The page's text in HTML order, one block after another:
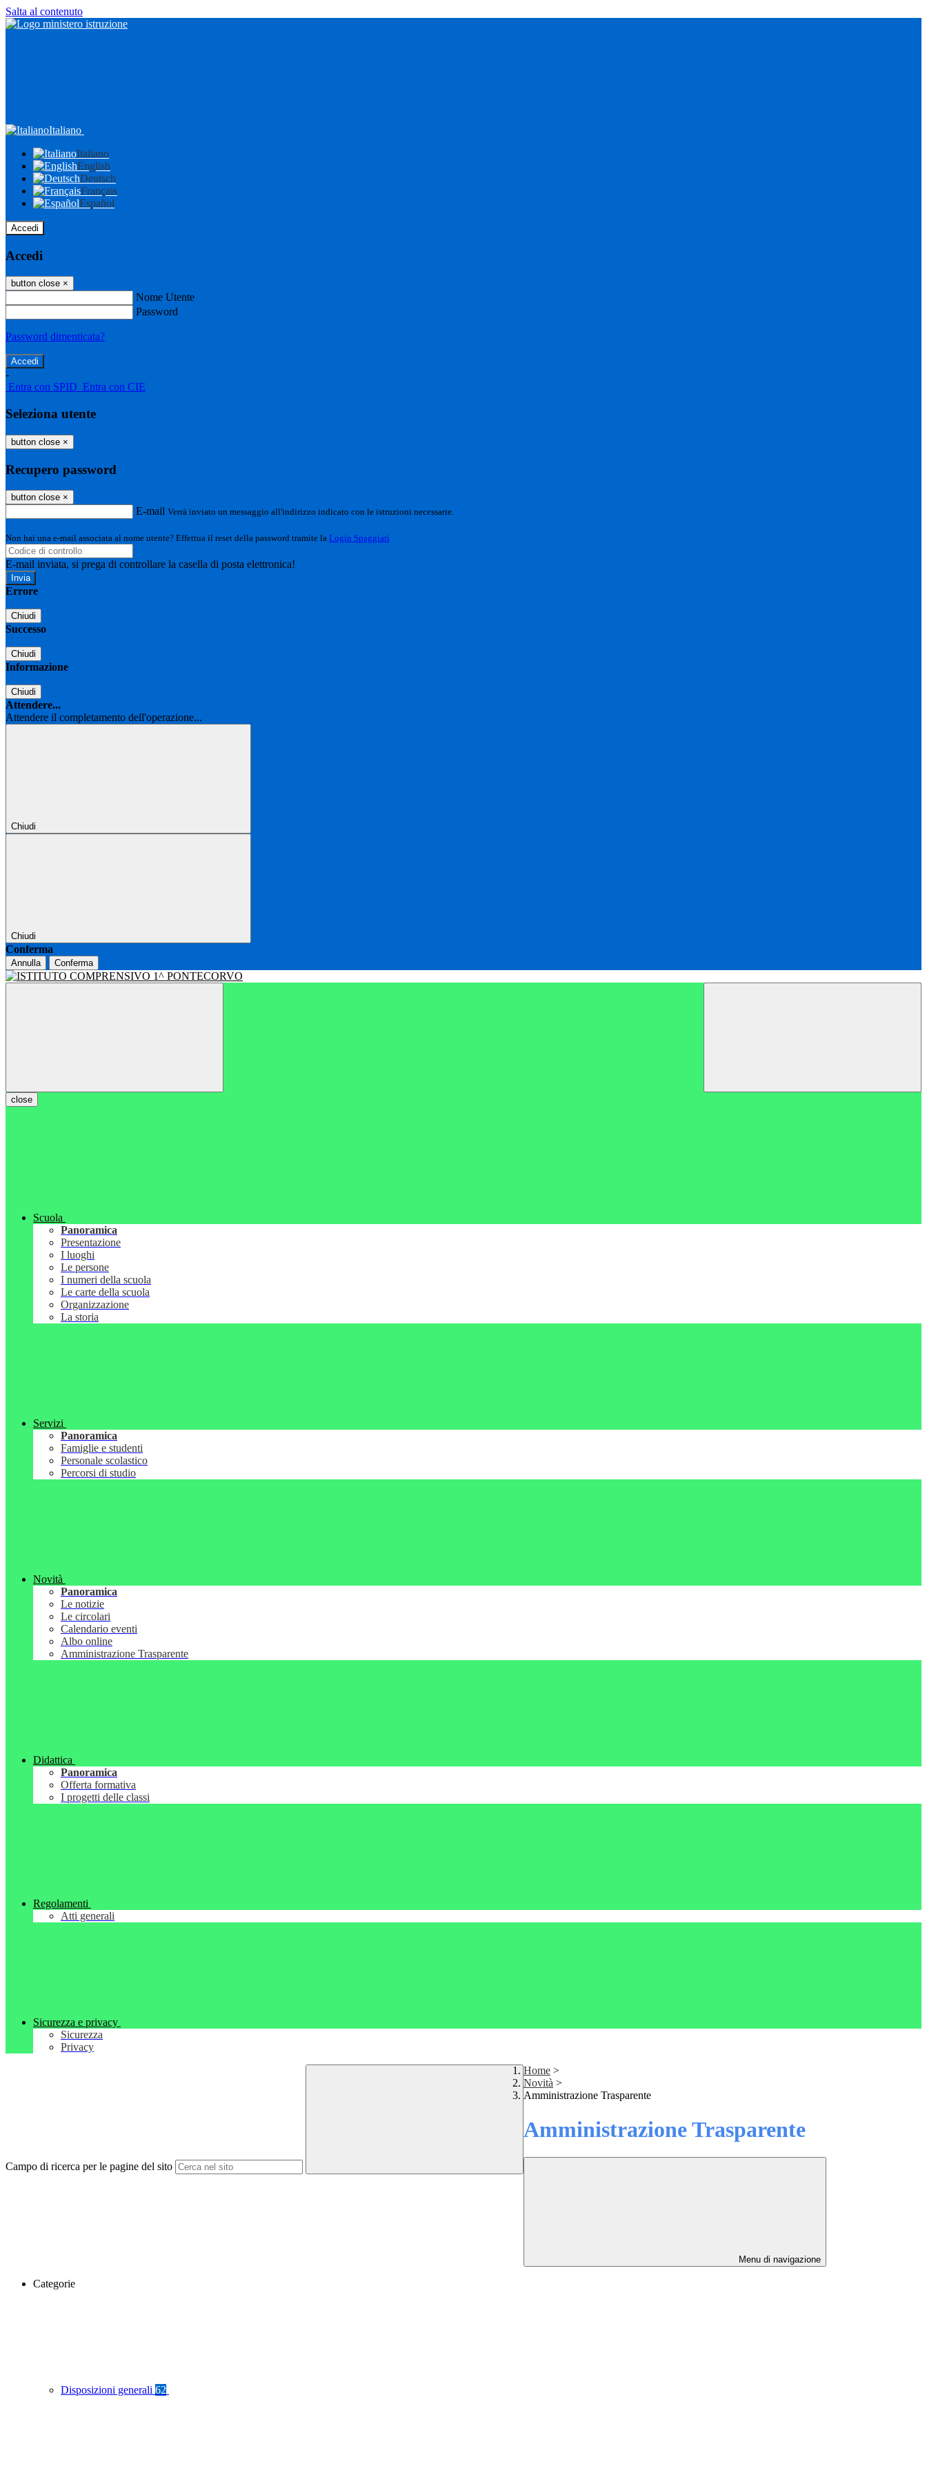
Salta al contenuto
Italiano
Italiano
English
Deutsch
Français
Español
Accedi
Accedi
button close ×
Nome Utente
Password
Password dimenticata?
-
Entra con SPID Entra con CIE
Seleziona utente
button close ×
Recupero password
button close ×
E-mail Verrà inviato un messaggio all'indirizzo indicato con le istruzioni necessarie.
Non hai una e-mail associata al nome utente? Effettua il reset della password tramite la Login Spaggiari
E-mail inviata, si prega di controllare la casella di posta elettronica!
Errore
Chiudi
Successo
Chiudi
Informazione
Chiudi
Attendere...
Attendere il completamento dell'operazione...
Chiudi
Chiudi
Conferma
Annulla Conferma
close
Scuola
Panoramica
Presentazione
I luoghi
Le persone
I numeri della scuola
Le carte della scuola
Organizzazione
La storia
Servizi
Panoramica
Famiglie e studenti
Personale scolastico
Percorsi di studio
Novità
Panoramica
Le notizie
Le circolari
Calendario eventi
Albo online
Amministrazione Trasparente
Didattica
Panoramica
Offerta formativa
I progetti delle classi
Regolamenti
Atti generali
Sicurezza e privacy
Sicurezza
Privacy
Campo di ricerca per le pagine del sito
Home >
Novità >
Amministrazione Trasparente
Amministrazione Trasparente
Menu di navigazione
Categorie
Disposizioni generali 62